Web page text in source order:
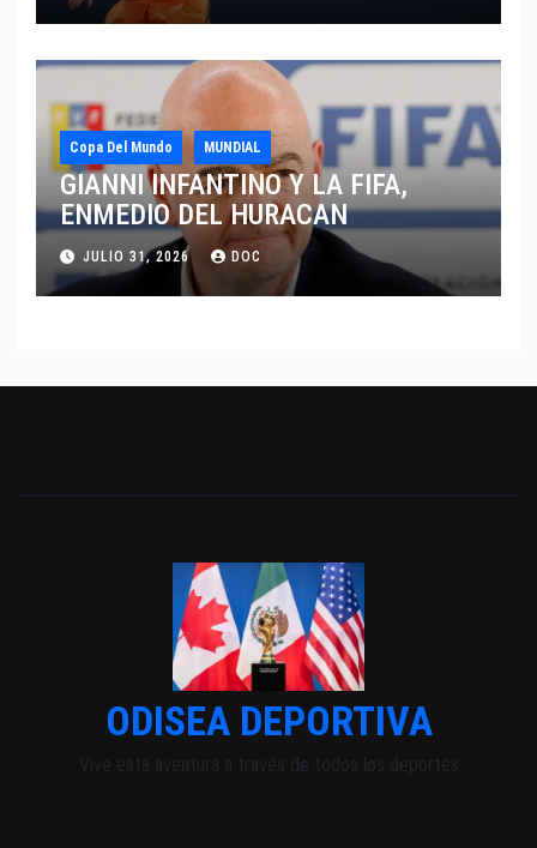
Copa Del Mundo MUNDIAL
GIANNI INFANTINO Y LA FIFA,
ENMEDIO DEL HURACAN
JULIO 31, 2026 DOC
ODISEA DEPORTIVA
Vive esta aventura a través de todos los deportes